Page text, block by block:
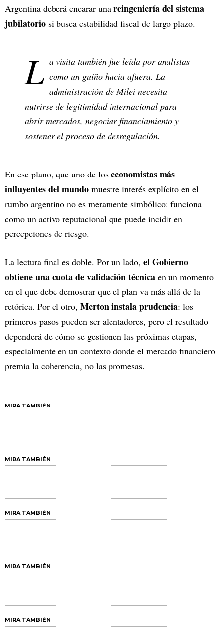
Argentina deberá encarar una reingeniería del sistema
jubilatorio si busca estabilidad fiscal de largo plazo.
L a visita también fue leída por analistas
como un guiño hacia afuera. La
administración de Milei necesita
nutrirse de legitimidad internacional para
abrir mercados, negociar financiamiento y
sostener el proceso de desregulación.
En ese plano, que uno de los economistas más
influyentes del mundo muestre interés explícito en el
rumbo argentino no es meramente simbólico: funciona
como un activo reputacional que puede incidir en
percepciones de riesgo.
La lectura final es doble. Por un lado, el Gobierno
obtiene una cuota de validación técnica en un momento
en el que debe demostrar que el plan va más allá de la
retórica. Por el otro, Merton instala prudencia: los
primeros pasos pueden ser alentadores, pero el resultado
dependerá de cómo se gestionen las próximas etapas,
especialmente en un contexto donde el mercado financiero
premia la coherencia, no las promesas.
MIRA TAMBIÉN
MIRA TAMBIÉN
MIRA TAMBIÉN
MIRA TAMBIÉN
MIRA TAMBIÉN